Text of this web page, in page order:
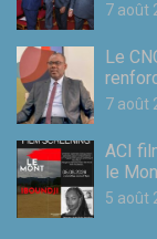
7 août
Le
7 août
ACI
le
5 août